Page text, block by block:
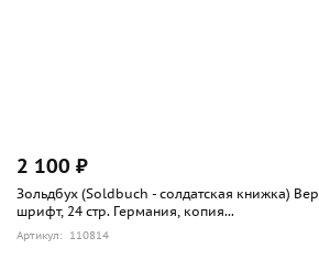
2 100 ₽
Зольдбух (Soldbuch - солдатская книжка)
шрифт, 24 стр. Германия, копия...
Артикул: 110814